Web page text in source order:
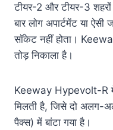
टीयर-2 और टीयर-3
बार लोग अपार्टमेंट या ऐसी
सॉकेट नहीं होता।
तोड़ निकाला है।
Keeway Hypevolt-R
मिलती है, जिसे दो अलग-
पैक्स) में बांटा गया है।